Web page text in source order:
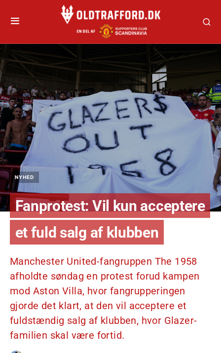
NYHED
Fanprotest: Vil kun acceptere
et fuld salg af klubben
Manchester United-fangruppen The 1958
afholdte søndag en protest forud kampen
mod Aston Villa, hvor fangrupperingen
gjorde det klart, at den vil acceptere et
fuldstændig salg af klubben, hvor Glazer-
familien skal være fortid.